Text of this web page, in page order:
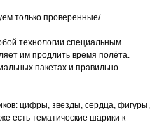
только проверенные/
технологии специальным
им продлить время полёта.
пакетах и правильно
цифры, звезды, сердца, фигуры,
есть тематические шарики к